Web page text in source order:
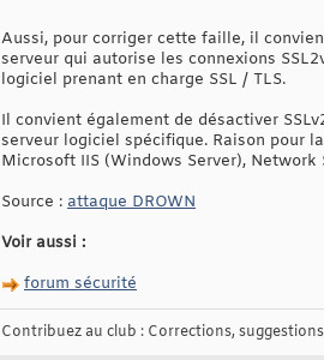
Aussi, pour corriger cette faille, il
serveur qui autorise les connexions
logiciel prenant en charge SSL / TLS.
Il convient également de désactiver
serveur logiciel spécifique. Raison pour
Microsoft IIS (Windows Server), Network
Source : attaque DROWN
Voir aussi :
forum sécurité
Contribuez au club : Corrections,